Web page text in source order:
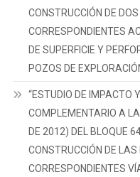
CONSTRUCCIÓN DE
CORRESPONDIENTES
DE SUPERFICIE Y
POZOS DE
“ESTUDIO DE IMPACTO
COMPLEMENTARIO A
DE 2012) DEL BLOQUE
CONSTRUCCIÓN DE
CORRESPONDIENTES